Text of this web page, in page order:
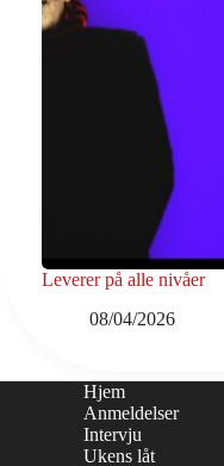
Leverer på alle nivåer
08/04/2026
Hjem
Anmeldelser
Intervju
Ukens låt